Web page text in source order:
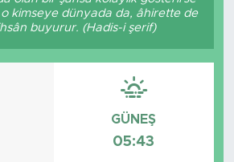
kimseye dünyada da, âhirette de
buyurur. (Hadis-i şerif)
GÜNEŞ
05:43